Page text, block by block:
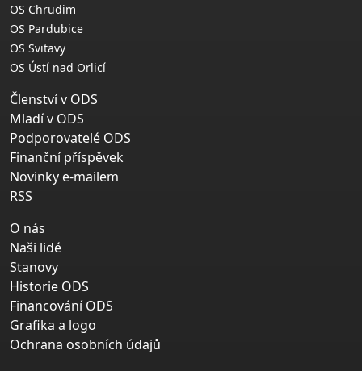
OS Chrudim
OS Pardubice
OS Svitavy
OS Ústí nad Orlicí
Členství v ODS
Mladí v ODS
Podporovatelé ODS
Finanční příspěvek
Novinky e-mailem
RSS
O nás
Naši lidé
Stanovy
Historie ODS
Financování ODS
Grafika a logo
Ochrana osobních údajů